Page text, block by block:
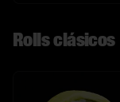
Rolls clásicos